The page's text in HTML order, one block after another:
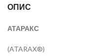
ОПИС
АТАРАКС
(ATARAX®)